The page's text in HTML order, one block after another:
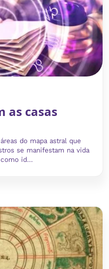
as casas
do mapa astral que
se manifestam na vida
id...